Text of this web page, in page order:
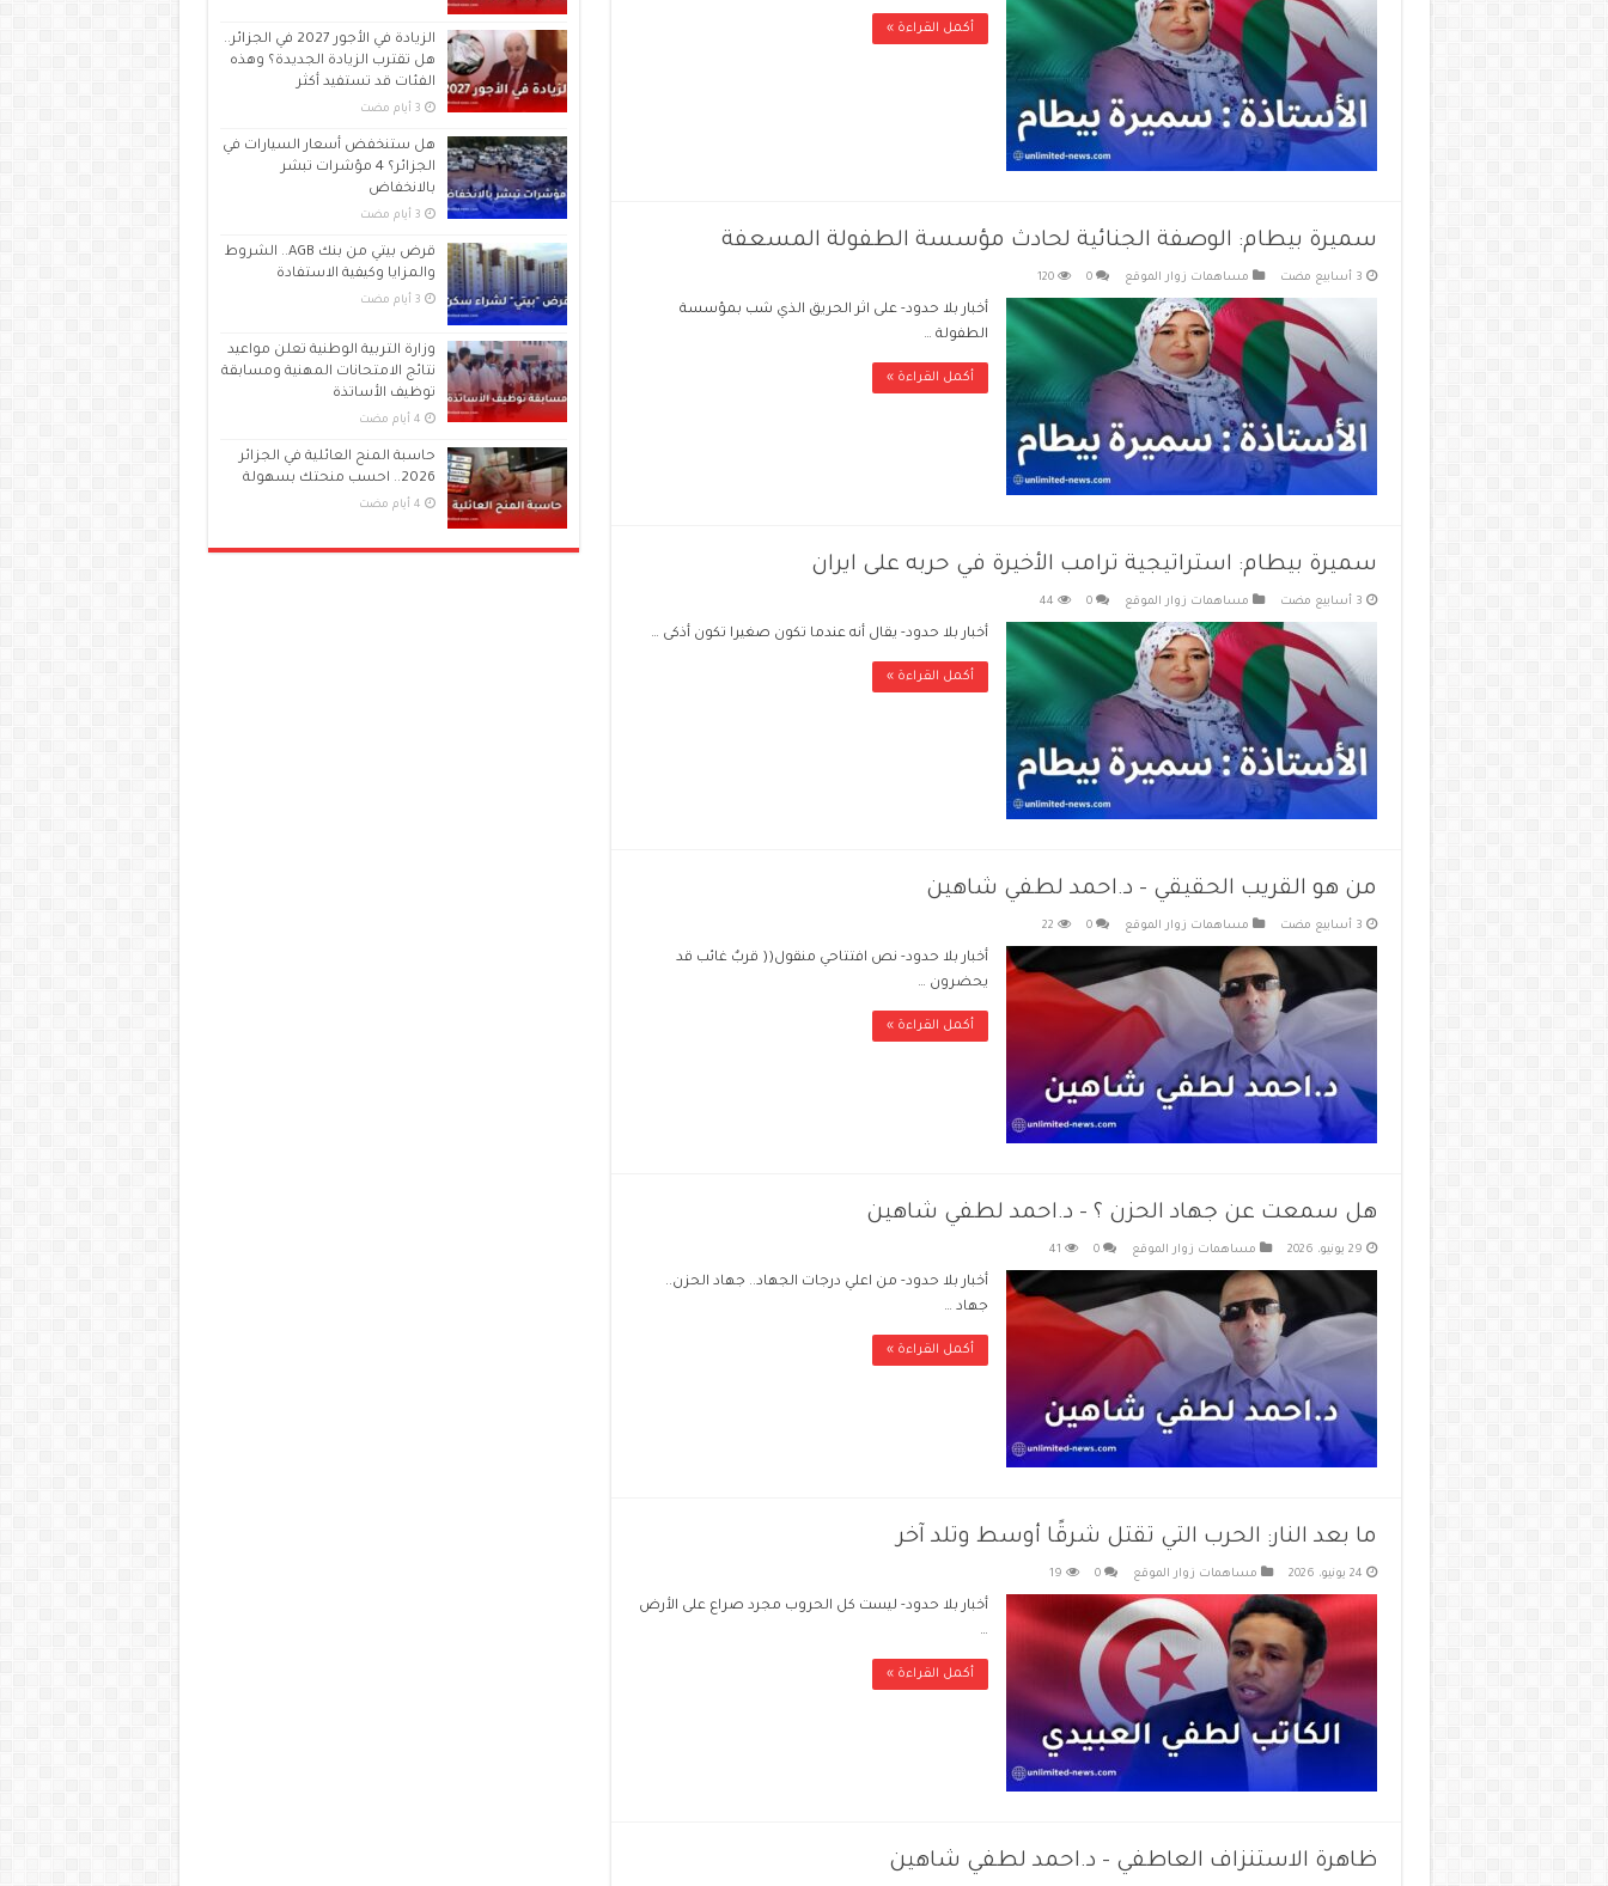
أكمل القراءة »
سميرة بيطام: الوصفة الجنائية لحادث مؤسسة الطفولة المسعفة
مساهمات زوار الموقع 0
120
أخبار بلا حدود- على اثر الحريق الذي شب بمؤسسة
الطفولة …
أكمل القراءة »
سميرة بيطام: استراتيجية ترامب الأخيرة في حربه على ايران
مساهمات زوار الموقع 0
44
أخبار بلا حدود- يقال أنه عندما تكون صغيرا تكون أذكى …
أكمل القراءة »
من هو القريب الحقيقي – د.احمد لطفي شاهين
مساهمات زوار الموقع 0
22
أخبار بلا حدود- نص افتتاحي منقول(( قربٌ غائب قد
يحضرون …
أكمل القراءة »
هل سمعت عن جهاد الحزن ؟ – د.احمد لطفي شاهين
29 يونيو، 2026 مساهمات زوار الموقع 0
41
أخبار بلا حدود- من اعلي درجات الجهاد.. جهاد الحزن..
جهاد …
أكمل القراءة »
ما بعد النار: الحرب التي تقتل شرقًا أوسط وتلد آخر
24 يونيو، 2026 مساهمات زوار الموقع 0
19
أخبار بلا حدود- ليست كل الحروب مجرد صراع على الأرض
…
أكمل القراءة »
ظاهرة الاستنزاف العاطفي – د.احمد لطفي شاهين
الزيادة في الأجور 2027 في الجزائر..
هل تقترب الزيادة الجديدة؟ وهذه
الفئات قد تستفيد أكثر
هل ستنخفض أسعار السيارات في
الجزائر؟ 4 مؤشرات تبشر
بالانخفاض
قرض بيتي من بنك AGB.. الشروط
والمزايا وكيفية الاستفادة
وزارة التربية الوطنية تعلن مواعيد
نتائج الامتحانات المهنية ومسابقة
توظيف الأساتذة
حاسبة المنح العائلية في الجزائر
2026.. احسب منحتك بسهولة